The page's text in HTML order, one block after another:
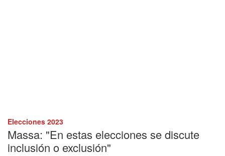
Elecciones 2023
Massa: "En estas elecciones se discute
inclusión o exclusión"